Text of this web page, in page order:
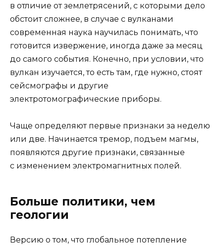
в отличие от землетрясений, с которыми дело
обстоит сложнее, в случае с вулканами
современная наука научилась понимать, что
готовится извержение, иногда даже за месяц
до самого события. Конечно, при условии, что
вулкан изучается, то есть там, где нужно, стоят
сейсмографы и другие
электротомографические приборы.
Чаще определяют первые признаки за неделю
или две. Начинается тремор, подъем магмы,
появляются другие признаки, связанные
с изменением электромагнитных полей.
Больше политики, чем
геологии
Версию о том, что глобальное потепление